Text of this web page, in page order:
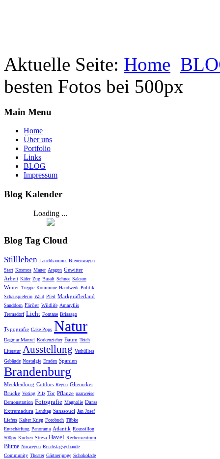
Aktuelle Seite: Home
besten Fotos bei 500px
Main Menu
Home
Über uns
Portfolio
Links
BLOG
Impressum
Blog Kalender
Loading ...
Blog Tag Cloud
Stillleben Lauchhammer Bienenwagen
Start Kosmos Mauer Aragon Gewitter
Arbeit Käfer Zug Basalt Schnee Saksun
Winter Treppe Kommune Handwerk Politik
Schauspielerin Wald Pfeil Markgräflerland
Sanddorn Färöer Wildlife Amaryllis
Tremsdorf Licht Fontane Brissago
Typografie Cake Pops Natur
Dagmar Manzel Korkenzieher Baum Teich
Literatur Ausstellung Verhülltes
Gebäude Nostalgie Emden Spanien
Brandenburg
Mecklenburg Cottbus Regen Glienicker
Brücke Voting Pilz Tor Pflanze paarweise
Demonstration Fotografie Magnolie Darss
Extremadura Landtag Sanssouci Jan Josef
Liefers Kalter Krieg Fotobuch Tübke
Entschärfung Panorama Atlantik Roussillon
500px Kuchen Stresa Havel Rechenzentrum
Blume Norwegen Reichstagsgebäude
Community Theater Gärtnerjunge Schokolade